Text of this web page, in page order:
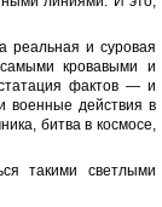
реальная и суровая
кровавыми и
фактов — и
военные действия в
битва в космосе,
такими светлыми